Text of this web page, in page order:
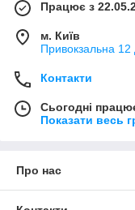
Працює з
м. Київ
Привокзальна 12
Контакти
Сьогодні
Показати весь
Про нас